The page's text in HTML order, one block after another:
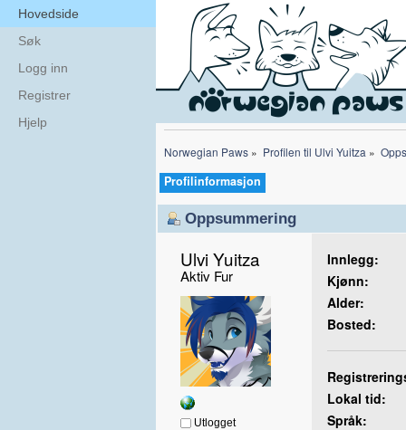
Hovedside
Søk
Logg inn
Registrer
Hjelp
Norwegian Paws » Profilen til Ulvi Yuitza »
Profilinformasjon
Oppsummering
Ulvi Yuitza
Aktiv Fur
Utlogget
Innlegg:
Kjønn:
Alder:
Bosted:
Lokal tid:
Språk: